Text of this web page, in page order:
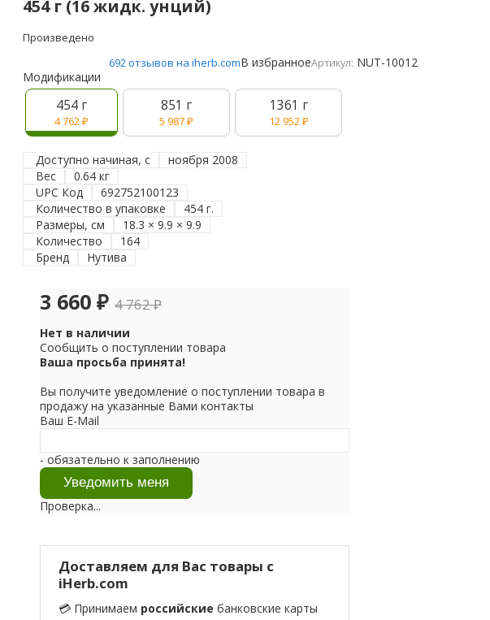
454 г (16 жидк. унций)
Произведено
692 отзывов на iherb.comВ избранноеАртикул: NUT-10012
Модификации
454 г
4 762₽
851 г
5 987₽
1361 г
12 952₽
Доступно начиная, с
ноября 2008
Вес
0.64 кг
UPC Код
692752100123
Количество в упаковке
454 г.
Размеры, см
18.3 × 9.9 × 9.9
Количество
164
Бренд
Нутива
3 660 ₽ 4 762₽
Нет в наличии
Сообщить о поступлении товара
Ваша просьба принята!
Вы получите уведомление о поступлении товара в
продажу на указанные Вами контакты
Ваш E-Mail
- обязательно к заполнению
Проверка...
Доставляем для Вас товары с
iHerb.com
💳 Принимаем российские банковские карты